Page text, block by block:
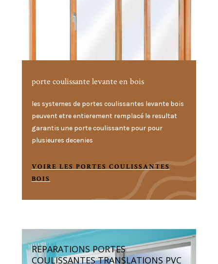
porte coulissante levante en bois
les systemes de portes coulissantes levante bois
peuvent etre entierement remplacé le resultat
garantis une porte coulissante pour pour
plusieures decenies
VOIRE LES PORTES COULISSANTES
BOIS
REPARATIONS PORTES
COULISSANTES TRANSLATIONS PVC